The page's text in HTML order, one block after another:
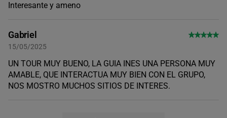
Interesante y ameno
Gabriel
15/05/2025
UN TOUR MUY BUENO, LA GUIA INES UNA PERSONA MUY
AMABLE, QUE INTERACTUA MUY BIEN CON EL GRUPO,
NOS MOSTRO MUCHOS SITIOS DE INTERES.